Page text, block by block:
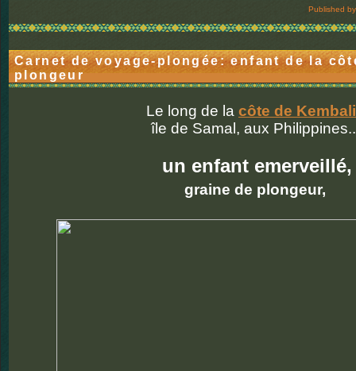
Published
Carnet de voyage-plongée: enfant de la
plongeur
Le long de la côte de Kembali
île de Samal, aux
un enfant emerveillé,
graine de plongeur,